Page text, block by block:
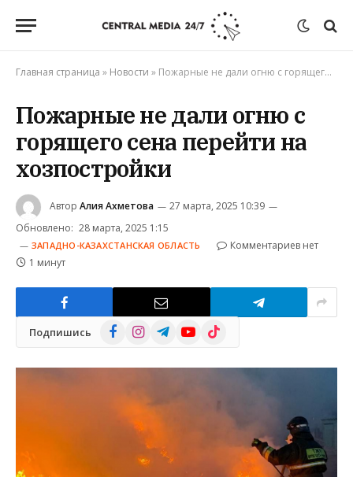
Главная страница » Новости » Пожарные не дали огню с горящего сена перейти на хозпостройки
Пожарные не дали огню с
горящего сена перейти на
хозпостройки
Автор Алия Ахметова
27 марта, 2025 10:39
Обновлено: 28 марта, 2025 1:15
ЗАПАДНО-КАЗАХСТАНСКАЯ ОБЛАСТЬ
Комментариев нет
1 минут
Подпишись FacebookInstagramTelegramYouTube
TikTok